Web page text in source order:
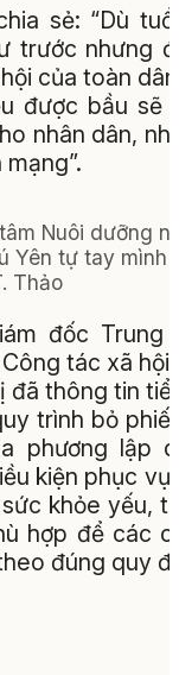
sẻ: “Dù
trước nhưng
của toàn
được bầu sẽ
nhân dân,
Nuôi dưỡng
Yên tự tay mình
Thảo
đốc Trung
tác xã hội
đã thông tin
trình bỏ
phương lập
kiện phục vụ
khỏe yếu,
hợp để các
đúng quy